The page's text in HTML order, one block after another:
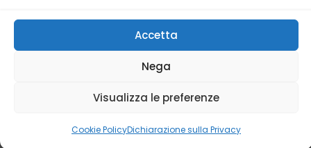
Accetta
Nega
Visualizza le preferenze
Cookie PolicyDichiarazione sulla Privacy
COLLABORA CON NOI
LIVE CHANNEL
@2025 Testata Puglia Sport Channel del gruppo editoriale ISGM